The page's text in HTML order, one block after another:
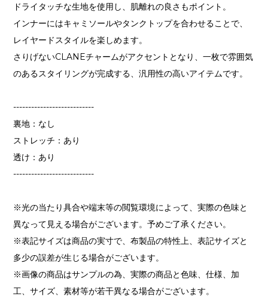
ドライタッチな生地を使用し、肌離れの良さもポイント。
インナーにはキャミソールやタンクトップを合わせることで、
レイヤードスタイルを楽しめます。
さりげないCLANEチャームがアクセントとなり、一枚で雰囲気
のあるスタイリングが完成する、汎用性の高いアイテムです。
---------------------------
裏地：なし
ストレッチ：あり
透け：あり
---------------------------
※光の当たり具合や端末等の閲覧環境によって、実際の色味と
異なって見える場合がございます。予めご了承ください。
※表記サイズは商品の実寸で、布製品の特性上、表記サイズと
多少の誤差が生じる場合がございます。
※画像の商品はサンプルの為、実際の商品と色味、仕様、加
工、サイズ、素材等が若干異なる場合がございます。